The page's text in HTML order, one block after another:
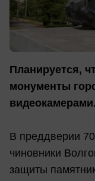
Планируется,
монументы
видеокамерами.
В преддверии
чиновники
защиты